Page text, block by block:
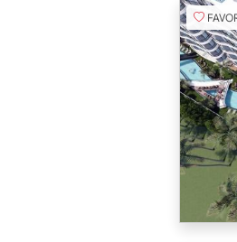
FAVORIT